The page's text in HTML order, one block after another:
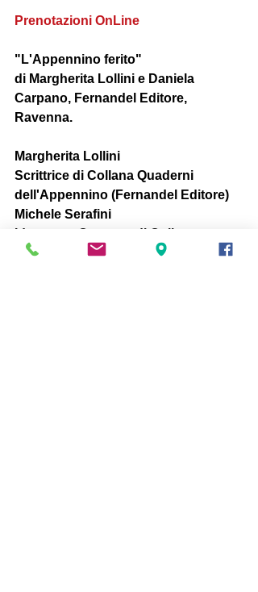
Prenotazioni OnLine
" L'Appennino ferito"
di Margherita Lollini e Daniela
Carpano, Fernandel Editore,
Ravenna.
Margherita Lollini
Scrittrice di Collana Quaderni
dell'Appennino (Fernandel Editore)
Michele Serafini
Quaderni dell'Appennino (Fernandel